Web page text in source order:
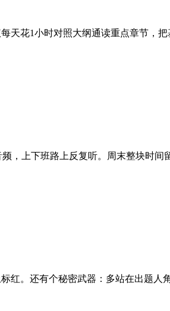
天花1小时对照大纲通读重点章节，
，上下班路上反复听。周末整块时间
红。还有个秘密武器：多站在出题人